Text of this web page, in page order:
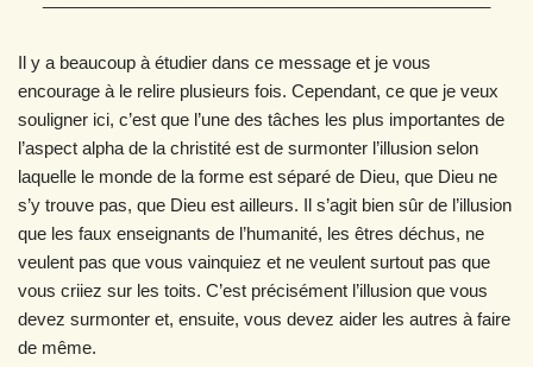
Il y a beaucoup à étudier dans ce message et je vous
encourage à le relire plusieurs fois. Cependant, ce que je veux
souligner ici, c’est que l’une des tâches les plus importantes de
l’aspect alpha de la christité est de surmonter l’illusion selon
laquelle le monde de la forme est séparé de Dieu, que Dieu ne
s’y trouve pas, que Dieu est ailleurs. Il s’agit bien sûr de l’illusion
que les faux enseignants de l’humanité, les êtres déchus, ne
veulent pas que vous vainquiez et ne veulent surtout pas que
vous criiez sur les toits. C’est précisément l’illusion que vous
devez surmonter et, ensuite, vous devez aider les autres à faire
de même.